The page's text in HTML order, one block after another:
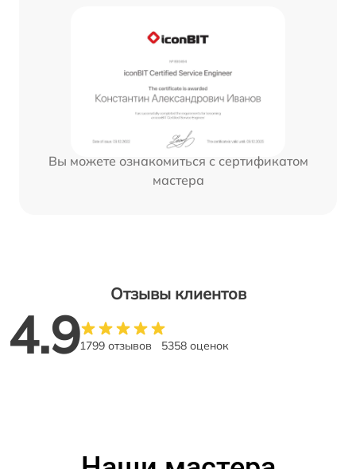
Вы можете ознакомиться с сертификатом
мастера
Отзывы клиентов
4.91799 отзывов 5358 оценок